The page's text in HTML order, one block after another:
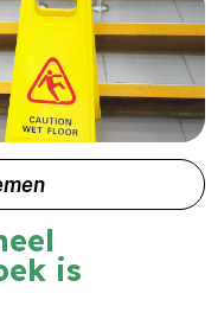
is